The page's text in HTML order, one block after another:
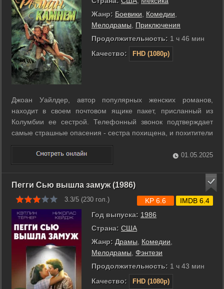
Жанр: Боевики, Комедии,
Мелодрамы, Приключения
Продолжительность: 1 ч 46 мин
Качество:
FHD (1080p)
Джоан Уайлдер, автор популярных женских романов,
находит в своем почтовом ящике пакет, присланный из
Колумбии ее сестрой. Телефонный звонок подтверждает
самые страшные опасения - сестра похищена, и похитители
требуют вернуть пакет. Забыв обо всем на свете, Джоан
летит на помощь сестре и теряется в первые часы после
прилета. Ее пытаются убить, и ...
01.05.2025
Пегги Сью вышла замуж (1986)
3.3/5 (230 гол.)
Год выпуска: 1986
Страна: США
Жанр: Драмы Комедии
Мелодрамы Фэнтези
Продолжительность: 1 ч 43 мин
Качество:
FHD (1080p)
KP 6.6 IMDB 6.4